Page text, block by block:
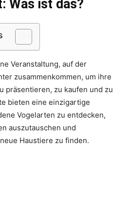
Was ist das?
Veranstaltung, auf der
zusammenkommen, um ihre
präsentieren, zu kaufen und zu
bieten eine einzigartige
Vogelarten zu entdecken,
auszutauschen und
Haustiere zu finden.